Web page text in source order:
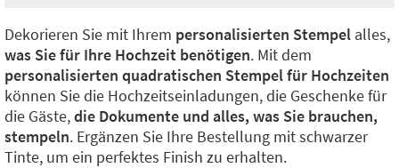
Dekorieren Sie mit Ihrem personalisierten Stempel alles,
was Sie für Ihre Hochzeit benötigen. Mit dem
personalisierten quadratischen Stempel für Hochzeiten
können Sie die Hochzeitseinladungen, die Geschenke für
die Gäste,die Dokumente und alles, was Sie brauchen,
stempeln. Ergänzen Sie Ihre Bestellung mit schwarzer
Tinte, um ein perfektes Finish zu erhalten.